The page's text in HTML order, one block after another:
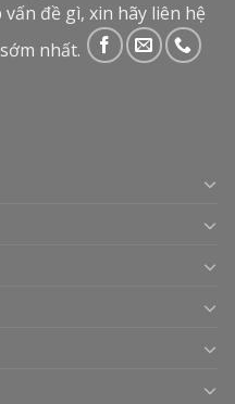
vấn đề gì, xin hãy liên hệ
nhất.